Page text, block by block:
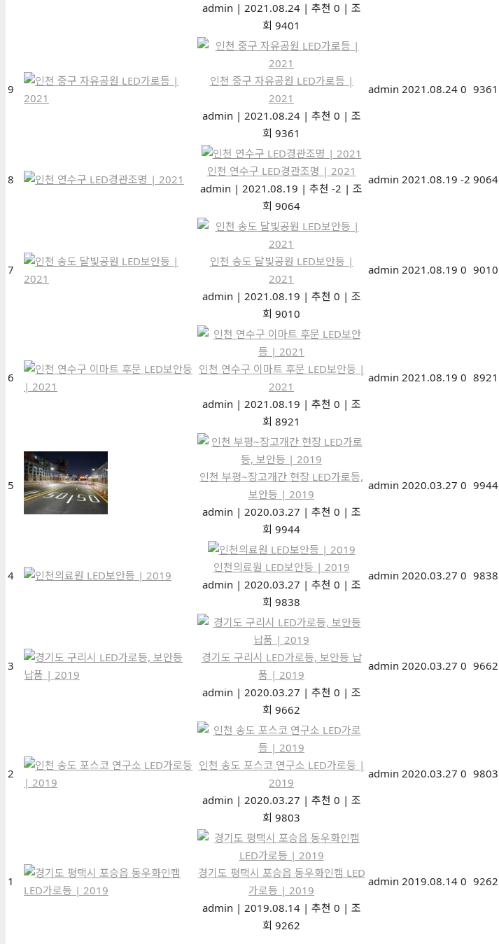
admin | 2021.08.24 | 추천 0 | 조
회 9401
9
인천 중구 자유공원 LED가로등 |
2021
admin | 2021.08.24 | 추천 0 | 조
회 9361
admin 2021.08.24 0 9361
8
인천 연수구 LED경관조명 | 2021
admin | 2021.08.19 | 추천 -2 | 조
회 9064
admin 2021.08.19 -2 9064
7
인천 송도 달빛공원 LED보안등 |
2021
admin | 2021.08.19 | 추천 0 | 조
회 9010
admin 2021.08.19 0 9010
6
인천 연수구 이마트 후문 LED보안등 |
2021
admin | 2021.08.19 | 추천 0 | 조
회 8921
admin 2021.08.19 0 8921
5
인천 부평~장고개간 현장 LED가로등,
보안등 | 2019
admin | 2020.03.27 | 추천 0 | 조
회 9944
admin 2020.03.27 0 9944
4
인천의료원 LED보안등 | 2019
admin | 2020.03.27 | 추천 0 | 조
회 9838
admin 2020.03.27 0 9838
3
경기도 구리시 LED가로등, 보안등 납
품 | 2019
admin | 2020.03.27 | 추천 0 | 조
회 9662
admin 2020.03.27 0 9662
2
인천 송도 포스코 연구소 LED가로등 |
2019
admin | 2020.03.27 | 추천 0 | 조
회 9803
admin 2020.03.27 0 9803
1
경기도 평택시 포승읍 동우화인캠 LED
가로등 | 2019
admin | 2019.08.14 | 추천 0 | 조
회 9262
admin 2019.08.14 0 9262